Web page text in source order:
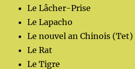
Le Lâcher-Prise
Le Lapacho
Le nouvel an Chinois (Tet)
Le Rat
Le Tigre